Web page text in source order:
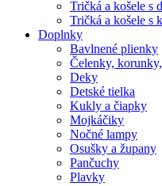
Tričká a košele s
Tričká a košele s
Doplnky
Bavlnené plienky
Čelenky,
Deky
Detské tielka
Kukly a čiapky
Mojkáčiky
Nočné lampy
Osušky a župany
Pančuchy
Plavky